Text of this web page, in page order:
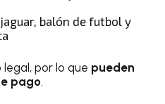
jaguar, balón de futbol y
por lo que pueden
pago.